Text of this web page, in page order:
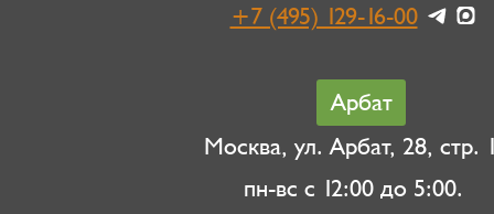
+7 (495) 129-16-00
Арбат
Москва, ул. Арбат, 28, стр.
пн-вс с 12:00 до 5:00.